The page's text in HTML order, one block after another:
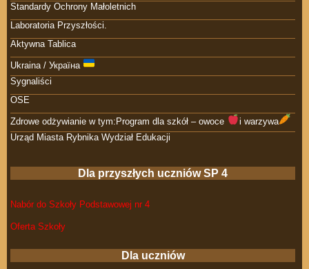
Standardy Ochrony Małoletnich
Laboratoria Przyszłości.
Aktywna Tablica
Ukraina / Україна
Sygnaliści
OSE
Zdrowe odżywianie w tym:Program dla szkół – owoce
i warzywa
Urząd Miasta Rybnika Wydział Edukacji
Dla przyszłych uczniów SP 4
Nabór do Szkoły Podstawowej nr 4
Oferta Szkoły
Dla uczniów